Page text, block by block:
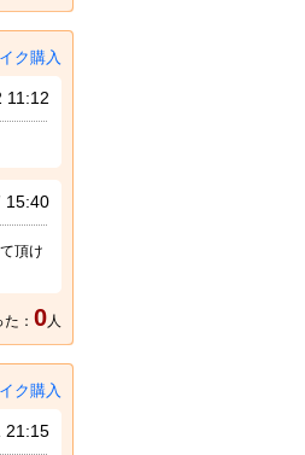
ク購入
11:12
15:40
頂け
： 0人
ク購入
21:15